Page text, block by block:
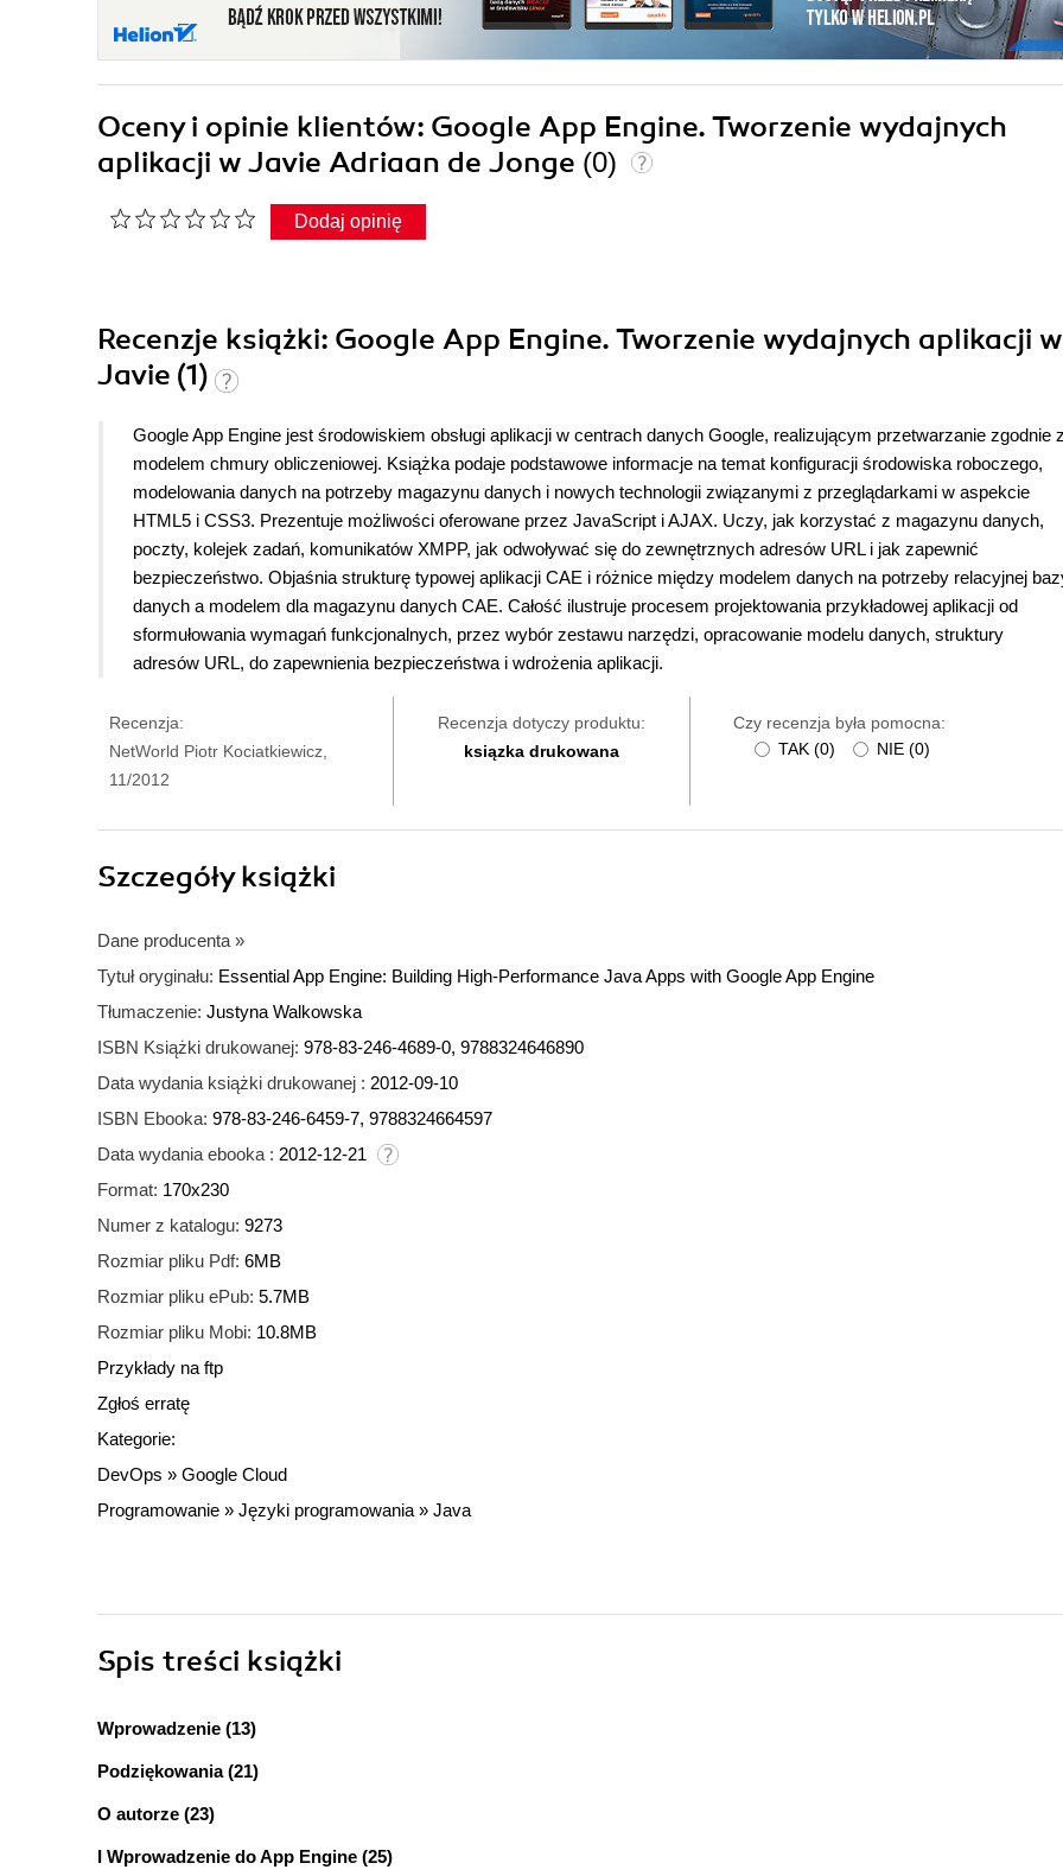
Oceny i opinie klientów: Google App Engine. Tworzenie wydajnych
aplikacji w Javie Adriaan de Jonge (0)
Dodaj opinię
Recenzje książki: Google App Engine. Tworzenie wydajnych aplikacji w
Javie (1)
Google App Engine jest środowiskiem obsługi aplikacji w centrach danych Google, realizującym przetwarzanie zgodnie
modelem chmury obliczeniowej. Książka podaje podstawowe informacje na temat konfiguracji środowiska roboczego,
modelowania danych na potrzeby magazynu danych i nowych technologii związanymi z przeglądarkami w aspekcie
HTML5 i CSS3. Prezentuje możliwości oferowane przez JavaScript i AJAX. Uczy, jak korzystać z magazynu danych,
poczty, kolejek zadań, komunikatów XMPP, jak odwoływać się do zewnętrznych adresów URL i jak zapewnić
bezpieczeństwo. Objaśnia strukturę typowej aplikacji CAE i różnice między modelem danych na potrzeby relacyjnej
danych a modelem dla magazynu danych CAE. Całość ilustruje procesem projektowania przykładowej aplikacji od
sformułowania wymagań funkcjonalnych, przez wybór zestawu narzędzi, opracowanie modelu danych, struktury
adresów URL, do zapewnienia bezpieczeństwa i wdrożenia aplikacji.
Recenzja:
NetWorld Piotr Kociatkiewicz,
11/2012
Recenzja dotyczy produktu:
ksiązka drukowana
Czy recenzja była pomocna:
TAK (0) NIE (0)
Szczegółyksiążki
Dane producenta »
Tytuł oryginału: Essential App Engine: Building High-Performance Java Apps with Google App Engine
Tłumaczenie: Justyna Walkowska
ISBN Książki drukowanej: 978-83-246-4689-0, 9788324646890
Data wydania książki drukowanej : 2012-09-10
ISBN Ebooka: 978-83-246-6459-7, 9788324664597
Data wydania ebooka : 2012-12-21
Format: 170x230
Numer z katalogu: 9273
Rozmiar pliku Pdf: 6MB
Rozmiar pliku ePub: 5.7MB
Rozmiar pliku Mobi: 10.8MB
Przykłady na ftp
Zgłoś erratę
Kategorie:
DevOps » Google Cloud
Programowanie » Języki programowania » Java
Spis treści książki
Wprowadzenie (13)
Podziękowania (21)
O autorze (23)
I Wprowadzenie do App Engine (25)